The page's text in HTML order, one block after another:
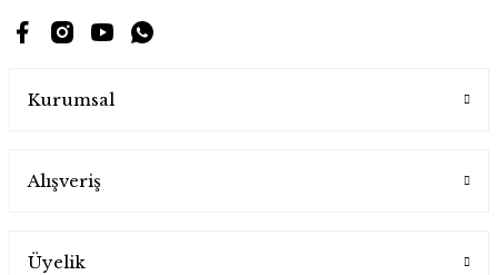
Kurumsal
Alışveriş
Üyelik